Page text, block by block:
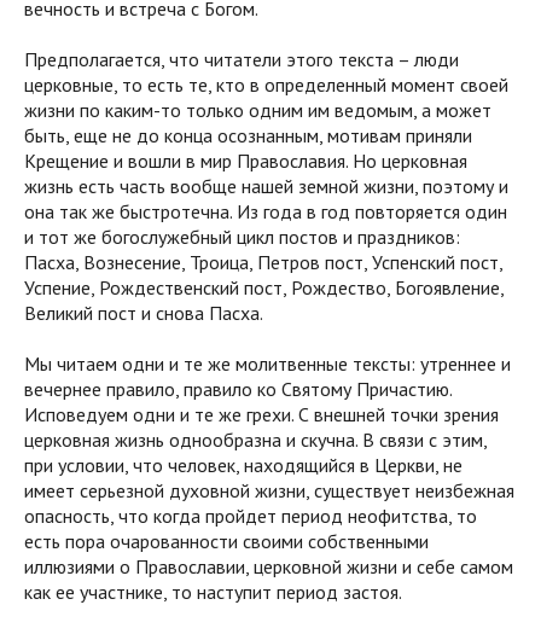
вечность и встреча с Богом.
Предполагается, что читатели этого текста – люди
церковные, то есть те, кто в определенный момент своей
жизни по каким-то только одним им ведомым, а может
быть, еще не до конца осознанным, мотивам приняли
Крещение и вошли в мир Православия. Но церковная
жизнь есть часть вообще нашей земной жизни, поэтому и
она так же быстротечна. Из года в год повторяется один
и тот же богослужебный цикл постов и праздников:
Пасха, Вознесение, Троица, Петров пост, Успенский пост,
Успение, Рождественский пост, Рождество, Богоявление,
Великий пост и снова Пасха.
Мы читаем одни и те же молитвенные тексты: утреннее и
вечернее правило, правило ко Святому Причастию.
Исповедуем одни и те же грехи. С внешней точки зрения
церковная жизнь однообразна и скучна. В связи с этим,
при условии, что человек, находящийся в Церкви, не
имеет серьезной духовной жизни, существует неизбежная
опасность, что когда пройдет период неофитства, то
есть пора очарованности своими собственными
иллюзиями о Православии, церковной жизни и себе самом
как ее участнике, то наступит период застоя.